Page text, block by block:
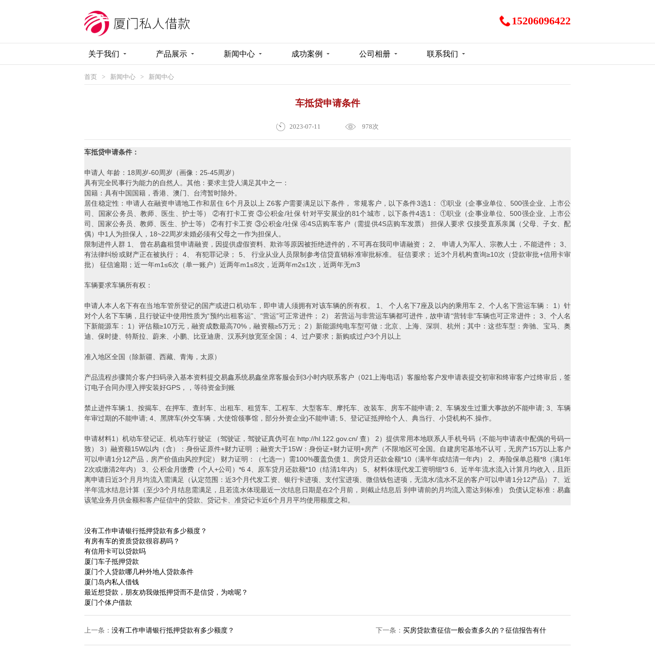
15206096422
关于我们 产品展示 新闻中心 成功案例 公司相册 联系我们
首页 > 新闻中心 > 新闻中心
车抵贷申请条件
2023-07-11 978次
车抵贷申请条件：
申请人 年龄：18周岁-60周岁（画像：25-45周岁）
具有完全民事行为能力的自然人。其他：要求主贷人满足其中之一：
国籍：具有中国国籍，香港、澳门、台湾暂时除外。
居住稳定性：申请人在融资申请地工作和居住 6个月及以上 Z6客户需要满足以下条件， 常规客户，以下条件3选1： ①职业（企事业单位、500强企业、上市公
司、国家公务员、教师、医生、护士等） ②有打卡工资 ③公积金/社保 针对平安展业的81个城市，以下条件4选1： ①职业（企事业单位、500强企业、上市公
司、国家公务员、教师、医生、护士等） ②有打卡工资 ③公积金/社保 ④4S店购车客户（需提供4S店购车发票） 担保人要求 仅接受直系亲属（父母、子女、配
偶）中1人为担保人，18~22周岁未婚必须有父母之一作为担保人。
限制进件人群 1、 曾在易鑫租赁申请融资，因提供虚假资料、欺诈等原因被拒绝进件的，不可再在我司申请融资； 2、 申请人为军人、宗教人士，不能进件； 3、
有法律纠纷或财产正在被执行； 4、 有犯罪记录； 5、 行业从业人员限制参考信贷直销标准审批标准。 征信要求； 近3个月机构查询≥10次（贷款审批+信用卡审
批） 征信逾期；近一年m1≤6次（单一账户）近两年m1≤8次，近两年m2≤1次，近两年无m3
车辆要求车辆所有权：
申请人本人名下有在当地车管所登记的国产或进口机动车，即申请人须拥有对该车辆的所有权。 1、 个人名下7座及以内的乘用车 2、个人名下营运车辆： 1）针
对个人名下车辆，且行驶证中使用性质为“预约出租客运”、“营运”可正常进件； 2） 若营运与非营运车辆都可进件，故申请“营转非”车辆也可正常进件； 3、个人名
下新能源车： 1）评估额≥10万元，融资成数最高70%，融资额≥5万元； 2）新能源纯电车型可做：北京、上海、深圳、杭州；其中：这些车型：奔驰、宝马、奥
迪、保时捷、特斯拉、蔚来、小鹏、比亚迪唐、汉系列放宽至全国； 4、过户要求；新购或过户3个月以上
准入地区全国（除新疆、西藏、青海，太原）
产品流程步骤简介客户扫码录入基本资料提交易鑫系统易鑫坐席客服会到3小时内联系客户（021上海电话）客服给客户发申请表提交初审和终审客户过终审后，签
订电子合同办理入押安装好GPS，，等待资金到账
禁止进件车辆:1、按揭车、在押车、查封车、出租车、租赁车、工程车、大型客车、摩托车、改装车、房车不能申请; 2、车辆发生过重大事故的不能申请; 3、车辆
年审过期的不能申请; 4、黑牌车(外交车辆，大使馆领事馆，部分外资企业)不能申请; 5、登记证抵押给个人、典当行、小贷机构不.操作。
申请材料1）机动车登记证、机动车行驶证 （驾驶证，驾驶证真伪可在 http://hl.122.gov.cn/ 查） 2）提供常用本地联系人手机号码（不能与申请表中配偶的号码一
致） 3）融资额15W以内（含）：身份证原件+财力证明 ；融资大于15W：身份证+财力证明+房产（不限地区可全国。自建房宅基地不认可，无房产15万以上客户
可以申请1分12产品，房产价值由风控判定） 财力证明：（七选一）需100%覆盖负债 1、房贷月还款金额*10（满半年或结清一年内） 2、寿险保单总额*8（满1年
2次或缴清2年内） 3、公积金月缴费（个人+公司）*6 4、原车贷月还款额*10（结清1年内） 5、材料体现代发工资明细*3 6、近半年流水流入计算月均收入，且距
离申请日近3个月月均流入需满足（认定范围：近3个月代发工资、银行卡进项、支付宝进项、微信钱包进项，无流水/流水不足的客户可以申请1分12产品） 7、近
半年流水结息计算（至少3个月结息需满足，且若流水体现最近一次结息日期是在2个月前，则截止结息后 到申请前的月均流入需达到标准） 负债认定标准：易鑫
该笔业务月供金额和客户征信中的贷款、贷记卡、准贷记卡近6个月月平均使用额度之和。
没有工作申请银行抵押贷款有多少额度？
有房有车的资质贷款很容易吗？
有信用卡可以贷款吗
厦门车子抵押贷款
厦门个人贷款哪几种外地人贷款条件
厦门岛内私人借钱
最近想贷款，朋友劝我做抵押贷而不是信贷，为啥呢？
厦门个体户借款
下一条： 买房贷款查征信一般会查多久的？征信报告有什
上一条： 没有工作申请银行抵押贷款有多少额度？